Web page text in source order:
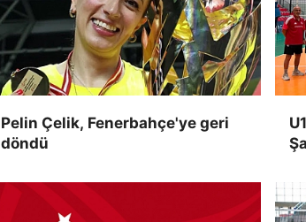
Pelin Çelik, Fenerbahçe'ye geri
döndü